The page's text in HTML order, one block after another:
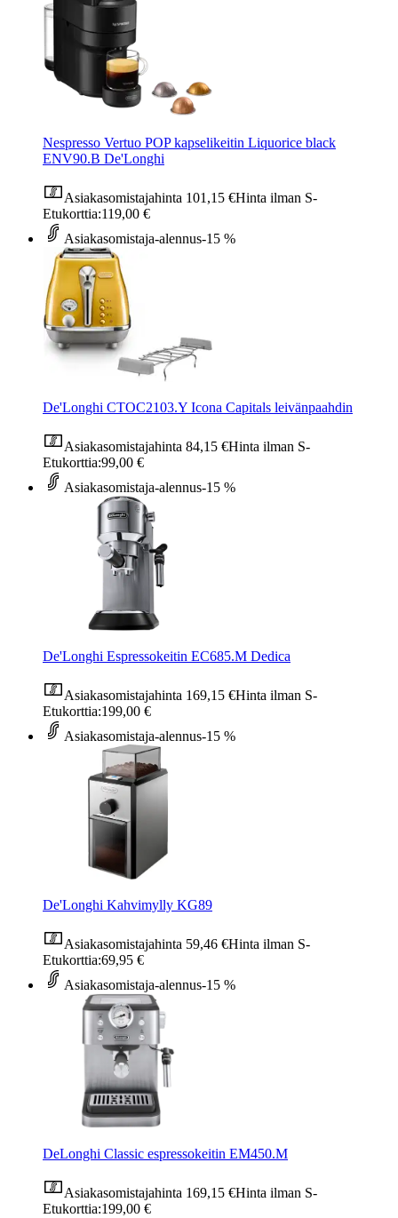
Nespresso Vertuo POP kapselikeitin Liquorice black
ENV90.B De'Longhi
Asiakasomistajahinta 101,15 €Hinta ilman S-
Etukorttia:119,00 €
Asiakasomistaja-alennus-15 %
De'Longhi CTOC2103.Y Icona Capitals leivänpaahdin
Asiakasomistajahinta 84,15 €Hinta ilman S-
Etukorttia:99,00 €
Asiakasomistaja-alennus-15 %
De'Longhi Espressokeitin EC685.M Dedica
Asiakasomistajahinta 169,15 €Hinta ilman S-
Etukorttia:199,00 €
Asiakasomistaja-alennus-15 %
De'Longhi Kahvimylly KG89
Asiakasomistajahinta 59,46 €Hinta ilman S-
Etukorttia:69,95 €
Asiakasomistaja-alennus-15 %
DeLonghi Classic espressokeitin EM450.M
Asiakasomistajahinta 169,15 €Hinta ilman S-
Etukorttia:199,00 €